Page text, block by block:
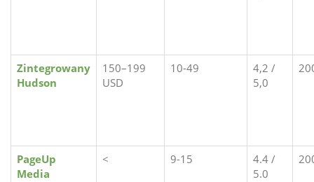
Zintegrowany
Hudson
150–199
USD
10-49
4,2 /
5,0
PageUp
Media
< 9-15
4.4 /
5.0